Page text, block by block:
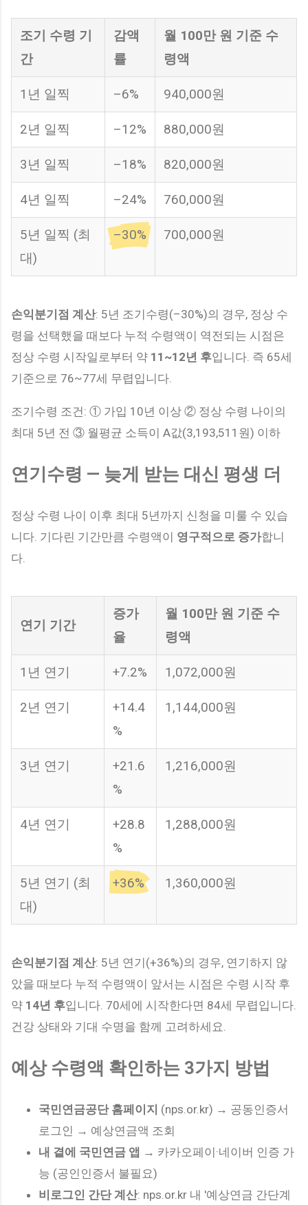
조기 수령 기
간
감액
률
월 100만 원 기준 수
령액
1년 일찍 –6% 940,000원
2년 일찍 –12% 880,000원
3년 일찍 –18% 820,000원
4년 일찍 –24% 760,000원
5년 일찍 (최
대)
–30% 700,000원
손익분기점 계산: 5년 조기수령(–30%)의 경우, 정상 수
령을 선택했을 때보다 누적 수령액이 역전되는 시점은
정상 수령 시작일로부터 약 11~12년 후입니다. 즉 65세
기준으로 76~77세 무렵입니다.
조기수령 조건: ① 가입 10년 이상 ② 정상 수령 나이의
최대 5년 전 ③ 월평균 소득이 A값(3,193,511원) 이하
연기수령 — 늦게 받는 대신 평생 더
정상 수령 나이 이후 최대 5년까지 신청을 미룰 수 있습
니다. 기다린 기간만큼 수령액이 영구적으로 증가합니
다.
연기 기간
증가
율
월 100만 원 기준 수
령액
1년 연기 +7.2% 1,072,000원
2년 연기
+14.4
%
1,144,000원
3년 연기
+21.6
%
1,216,000원
4년 연기
+28.8
%
1,288,000원
5년 연기 (최
대)
+36% 1,360,000원
손익분기점 계산: 5년 연기(+36%)의 경우, 연기하지 않
았을 때보다 누적 수령액이 앞서는 시점은 수령 시작 후
약 14년 후입니다. 70세에 시작한다면 84세 무렵입니다.
건강 상태와 기대 수명을 함께 고려하세요.
예상 수령액 확인하는 3가지 방법
국민연금공단 홈페이지 (nps.or.kr) → 공동인증서
로그인 → 예상연금액 조회
내 곁에 국민연금 앱 → 카카오페이·네이버 인증 가
능 (공인인증서 불필요)
비로그인 간단 계산: nps.or.kr 내 '예상연금 간단계